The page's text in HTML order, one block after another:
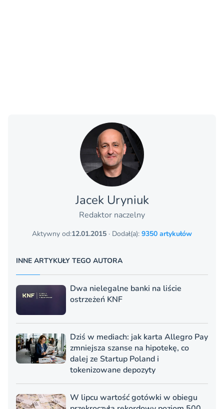
Jacek Uryniuk
Redaktor naczelny
Aktywny od:12.01.2015 · Dodał(a): 9350 artykułów
INNE ARTYKUŁY TEGO AUTORA
Dwa nielegalne banki na liście
ostrzeżeń KNF
Dziś w mediach: jak karta Allegro Pay
zmniejsza szanse na hipotekę, co
dalej ze Startup Poland i
tokenizowane depozyty
W lipcu wartość gotówki w obiegu